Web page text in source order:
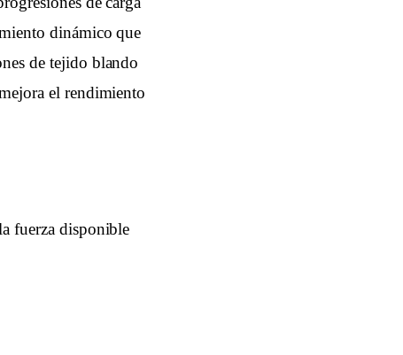
dinámico que
de tejido blando
el rendimiento
fuerza disponible